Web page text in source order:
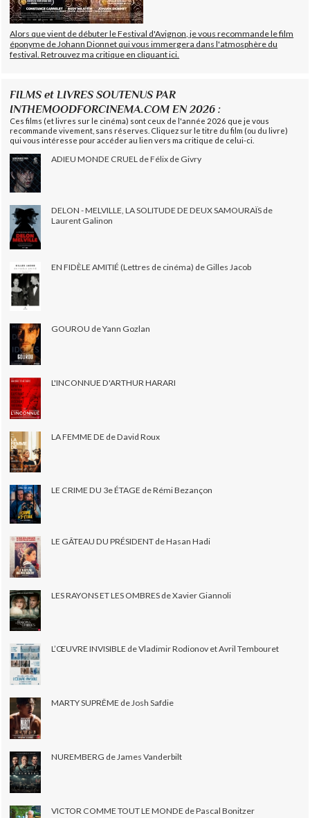
Alors que vient de débuter le Festival d'Avignon, je vous recommande le film
éponyme de Johann Dionnet qui vous immergera dans l'atmosphère du
festival. Retrouvez ma critique en cliquant ici.
FILMS et LIVRES SOUTENUS PAR
INTHEMOODFORCINEMA.COM EN 2026 :
Ces films (et livres sur le cinéma) sont ceux de l'année 2026 que je vous
recommande vivement, sans réserves. Cliquez sur le titre du film (ou du livre)
qui vous intéresse pour accéder au lien vers ma critique de celui-ci.
ADIEU MONDE CRUEL de Félix de Givry
DELON - MELVILLE, LA SOLITUDE DE DEUX SAMOURAÏS de
Laurent Galinon
EN FIDÈLE AMITIÉ (Lettres de cinéma) de Gilles Jacob
GOUROU de Yann Gozlan
L'INCONNUE D'ARTHUR HARARI
LA FEMME DE de David Roux
LE CRIME DU 3e ÉTAGE de Rémi Bezançon
LE GÂTEAU DU PRÉSIDENT de Hasan Hadi
LES RAYONS ET LES OMBRES de Xavier Giannoli
L’ŒUVRE INVISIBLE de Vladimir Rodionov et Avril Tembouret
MARTY SUPRÊME de Josh Safdie
NUREMBERG de James Vanderbilt
VICTOR COMME TOUT LE MONDE de Pascal Bonitzer